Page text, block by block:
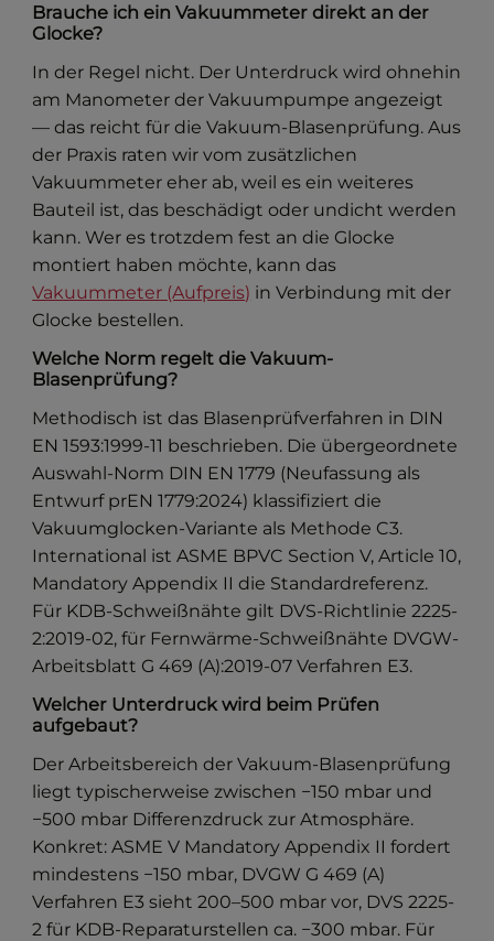
Brauche ich ein Vakuummeter direkt an der
Glocke?
In der Regel nicht. Der Unterdruck wird ohnehin
am Manometer der Vakuumpumpe angezeigt
— das reicht für die Vakuum-Blasenprüfung. Aus
der Praxis raten wir vom zusätzlichen
Vakuummeter eher ab, weil es ein weiteres
Bauteil ist, das beschädigt oder undicht werden
kann. Wer es trotzdem fest an die Glocke
montiert haben möchte, kann das
Vakuummeter (Aufpreis) in Verbindung mit der
Glocke bestellen.
Welche Norm regelt die Vakuum-
Blasenprüfung?
Methodisch ist das Blasenprüfverfahren in DIN
EN 1593:1999-11 beschrieben. Die übergeordnete
Auswahl-Norm DIN EN 1779 (Neufassung als
Entwurf prEN 1779:2024) klassifiziert die
Vakuumglocken-Variante als Methode C3.
International ist ASME BPVC Section V, Article 10,
Mandatory Appendix II die Standardreferenz.
Für KDB-Schweißnähte gilt DVS-Richtlinie 2225-
2:2019-02, für Fernwärme-Schweißnähte DVGW-
Arbeitsblatt G 469 (A):2019-07 Verfahren E3.
Welcher Unterdruck wird beim Prüfen
aufgebaut?
Der Arbeitsbereich der Vakuum-Blasenprüfung
liegt typischerweise zwischen −150 mbar und
−500 mbar Differenzdruck zur Atmosphäre.
Konkret: ASME V Mandatory Appendix II fordert
mindestens −150 mbar, DVGW G 469 (A)
Verfahren E3 sieht 200–500 mbar vor, DVS 2225-
2 für KDB-Reparaturstellen ca. −300 mbar. Für